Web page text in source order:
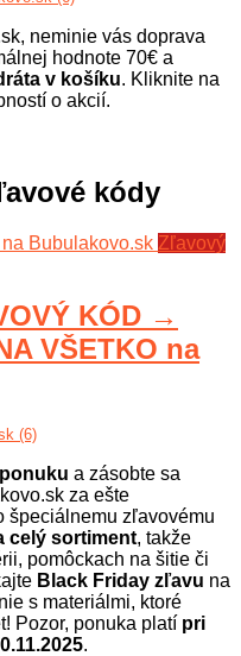
neminie vás doprava
hodnote 70€ a
v košíku. Kliknite na
o akcií.
kódy
Zľavový
KÓD →
VŠETKO na
(6)
a zásobte sa
za ešte
špeciálnemu zľavovému
celý sortiment, takže
pomôckach na šitie či
Black Friday zľavu na
s materiálmi, ktoré
Pozor, ponuka platí pri
.